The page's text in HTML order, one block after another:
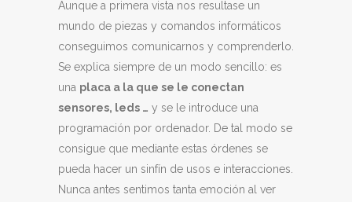
Aunque a primera vista nos resultase un
mundo de piezas y comandos informáticos
conseguimos comunicarnos y comprenderlo.
Se explica siempre de un modo sencillo: es
una placa a la que se le conectan
sensores, leds … y se le introduce una
programación por ordenador. De tal modo se
consigue que mediante estas órdenes se
pueda hacer un sinfín de usos e interacciones.
Nunca antes sentimos tanta emoción al ver